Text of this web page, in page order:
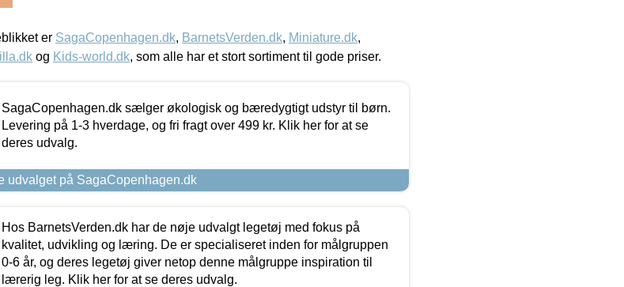
er SagaCopenhagen.dk, BarnetsVerden.dk, Miniature.dk,
og Kids-world.dk, som alle har et stort sortiment til gode priser.
SagaCopenhagen.dk sælger økologisk og bæredygtigt udstyr til børn.
Levering på 1-3 hverdage, og fri fragt over 499 kr. Klik her for at se
deres udvalg.
udvalget på SagaCopenhagen.dk
Hos BarnetsVerden.dk har de nøje udvalgt legetøj med fokus på
kvalitet, udvikling og læring. De er specialiseret inden for målgruppen
0-6 år, og deres legetøj giver netop denne målgruppe inspiration til
lærerig leg. Klik her for at se deres udvalg.